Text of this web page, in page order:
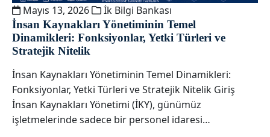
Mayıs 13, 2026 İk Bilgi Bankası
İnsan Kaynakları Yönetiminin Temel
Dinamikleri: Fonksiyonlar, Yetki Türleri ve
Stratejik Nitelik
İnsan Kaynakları Yönetiminin Temel Dinamikleri:
Fonksiyonlar, Yetki Türleri ve Stratejik Nitelik Giriş
İnsan Kaynakları Yönetimi (İKY), günümüz
işletmelerinde sadece bir personel idaresi…